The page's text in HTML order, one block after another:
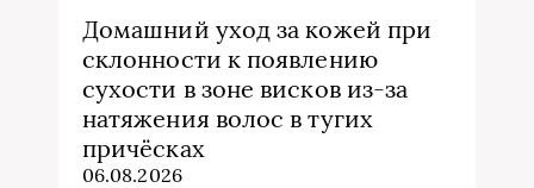
Домашний уход за кожей при
склонности к появлению
сухости в зоне висков из‑за
натяжения волос в тугих
причёсках
06.08.2026